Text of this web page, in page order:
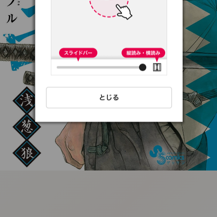
:692.15.692.65:t-
vnqp.lunrzsdszk.vn.oi